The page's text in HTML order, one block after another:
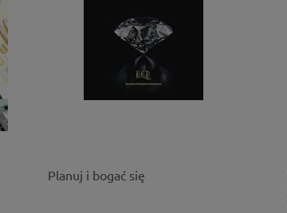
Planuj i bogać się